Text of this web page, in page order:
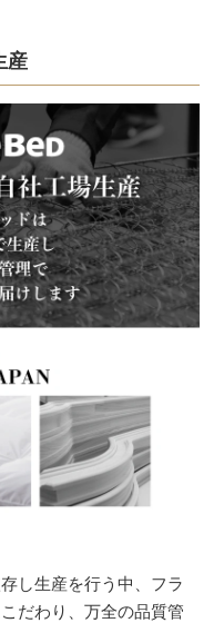
産
し生産を行う中、フラ
だわり、万全の品質管